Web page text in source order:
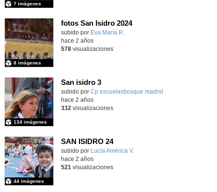
7 imágenes
fotos San Isidro 2024
Contenido educativo.
subido por Eva María R.
8 imágenes
hace 2 años
578visualizaciones
San isidro 3
subido por Cp escuelasbosque madrid
134 imágenes
hace 2 años
332 visualizaciones
SAN ISIDRO 24
Contenido educativo.
subido por Lucía América V.
44 imágenes
hace 2 años
521 visualizaciones